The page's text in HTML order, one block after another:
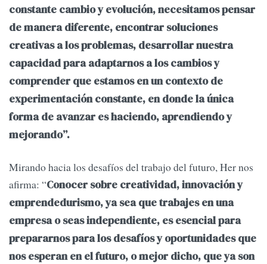
constante cambio y evolución, necesitamos pensar
de manera diferente, encontrar soluciones
creativas a los problemas, desarrollar nuestra
capacidad para adaptarnos a los cambios y
comprender que estamos en un contexto de
experimentación constante, en donde la única
forma de avanzar es haciendo, aprendiendo y
mejorando”.
Mirando hacia los desafíos del trabajo del futuro, Her nos
afirma: “Conocer sobre creatividad, innovación y
emprendedurismo, ya sea que trabajes en una
empresa o seas independiente, es esencial para
prepararnos para los desafíos y oportunidades que
nos esperan en el futuro, o mejor dicho, que ya son